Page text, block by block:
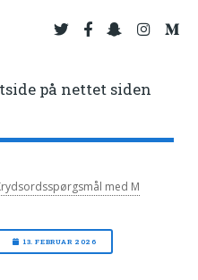
på nettet siden
med M
13. FEBRUAR 2026